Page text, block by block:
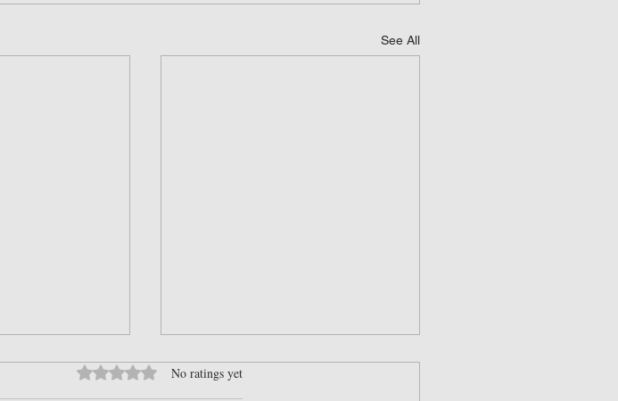
See All
Rated 0 out of 5 stars.
No ratings yet